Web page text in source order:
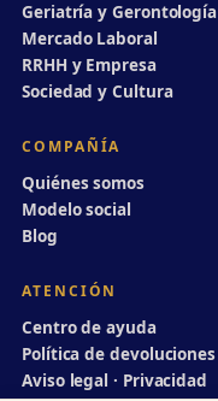
Geriatría y Gerontología
Mercado Laboral
RRHH y Empresa
Sociedad y Cultura
COMPAÑÍA
Quiénes somos
Modelo social
Blog
ATENCIÓN
Centro de ayuda
Política de devoluciones
Aviso legal · Privacidad